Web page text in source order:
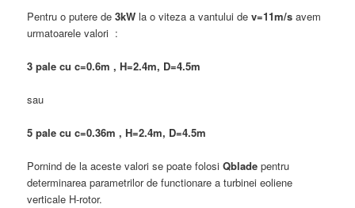
Pentru o putere de3kW la o viteza a vantului dev=11m/s avem
urmatoarele valori :
3 pale cu c=0.6m , H=2.4m, D=4.5m
sau
5 pale cu c=0.36m , H=2.4m, D=4.5m
Pornind de la aceste valori se poate folosiQblade pentru
determinarea parametrilor de functionare a turbinei eoliene
verticale H-rotor.